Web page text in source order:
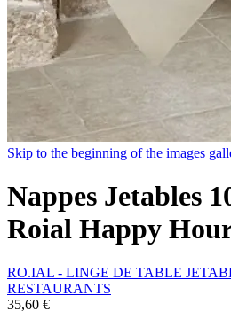
Skip to the beginning of the images
Nappes Jetables
Roial Happy
RO.IAL - LINGE DE TABLE
RESTAURANTS
35,60 €